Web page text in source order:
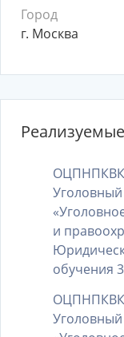
Город
г. Москва
и
обучения